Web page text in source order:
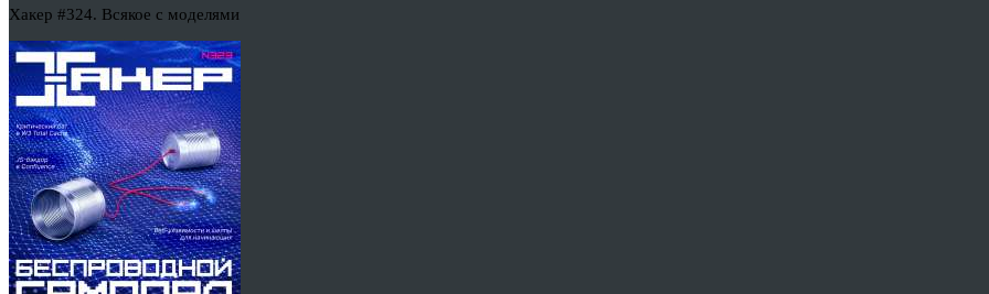
Хакер #324. Всякое с моделями